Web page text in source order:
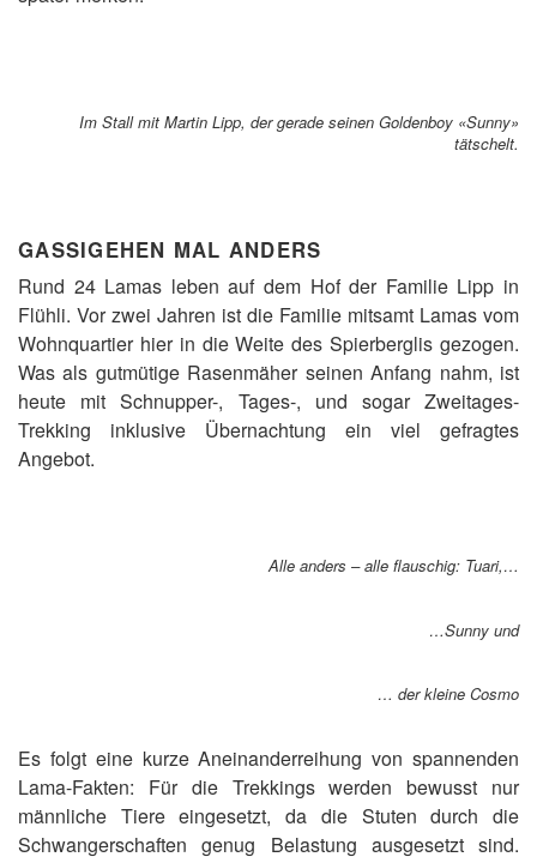
Im Stall mit Martin Lipp, der gerade seinen Goldenboy «Sunny»
tätschelt.
GASSIGEHEN MAL ANDERS
Rund 24 Lamas leben auf dem Hof der Familie Lipp in
Flühli. Vor zwei Jahren ist die Familie mitsamt Lamas vom
Wohnquartier hier in die Weite des Spierberglis gezogen.
Was als gutmütige Rasenmäher seinen Anfang nahm, ist
heute mit Schnupper-, Tages-, und sogar Zweitages-
Trekking inklusive Übernachtung ein viel gefragtes
Angebot.
Alle anders – alle flauschig: Tuari,…
…Sunny und
… der kleine Cosmo
Es folgt eine kurze Aneinanderreihung von spannenden
Lama-Fakten: Für die Trekkings werden bewusst nur
männliche Tiere eingesetzt, da die Stuten durch die
Schwangerschaften genug Belastung ausgesetzt sind.